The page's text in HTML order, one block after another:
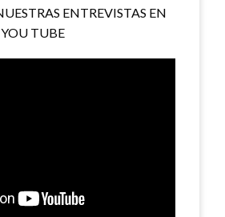
ENTREVISTAS EN
YOU TUBE